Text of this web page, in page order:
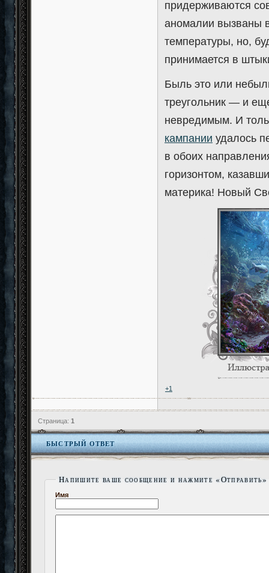
придерживаются
аномалии вызваны
температуры, но,
принимается в
Быль это или
треугольник — и
невредимым. И
кампании удалось
в обоих
горизонтом,
материка! Новый
+1
Страница: 1
БЫСТРЫЙ ОТВЕТ
Напишите ваше сообщение и нажмите «Отправить»
Имя